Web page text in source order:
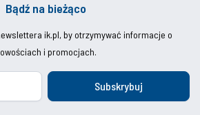
Bądź na bieżąco
ik.pl, by otrzymywać informacje o
i promocjach.
Subskrybuj